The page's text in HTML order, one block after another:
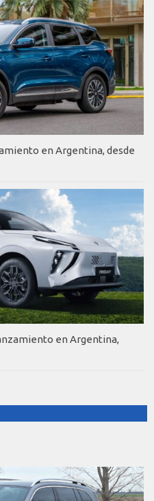
en Argentina, desde
en Argentina,